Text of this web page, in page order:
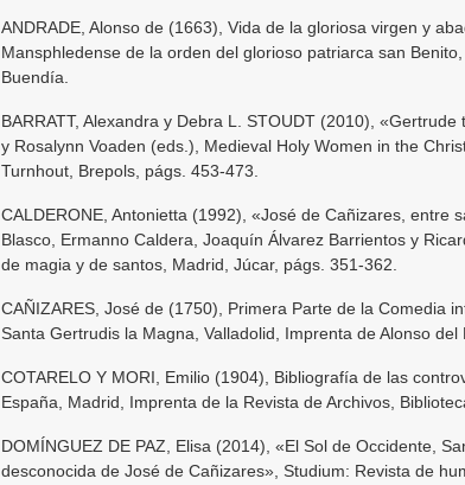
ANDRADE, Alonso de (1663), Vida de la gloriosa virgen y
Mansphledense de la orden del glorioso patriarca san
Buendía.
BARRATT, Alexandra y Debra L. STOUDT (2010),
y Rosalynn Voaden (eds.), Medieval Holy Women in the
Turnhout, Brepols, págs. 453-473.
CALDERONE, Antonietta (1992), «José de Cañizares, entre
Blasco, Ermanno Caldera, Joaquín Álvarez Barrientos y
de magia y de santos, Madrid, Júcar, págs. 351-362.
CAÑIZARES, José de (1750), Primera Parte de la Comedia
Santa Gertrudis la Magna, Valladolid, Imprenta de Alonso del
COTARELO Y MORI, Emilio (1904), Bibliografía de las
España, Madrid, Imprenta de la Revista de Archivos,
DOMÍNGUEZ DE PAZ, Elisa (2014), «El Sol de Occidente,
desconocida de José de Cañizares», Studium: Revista de